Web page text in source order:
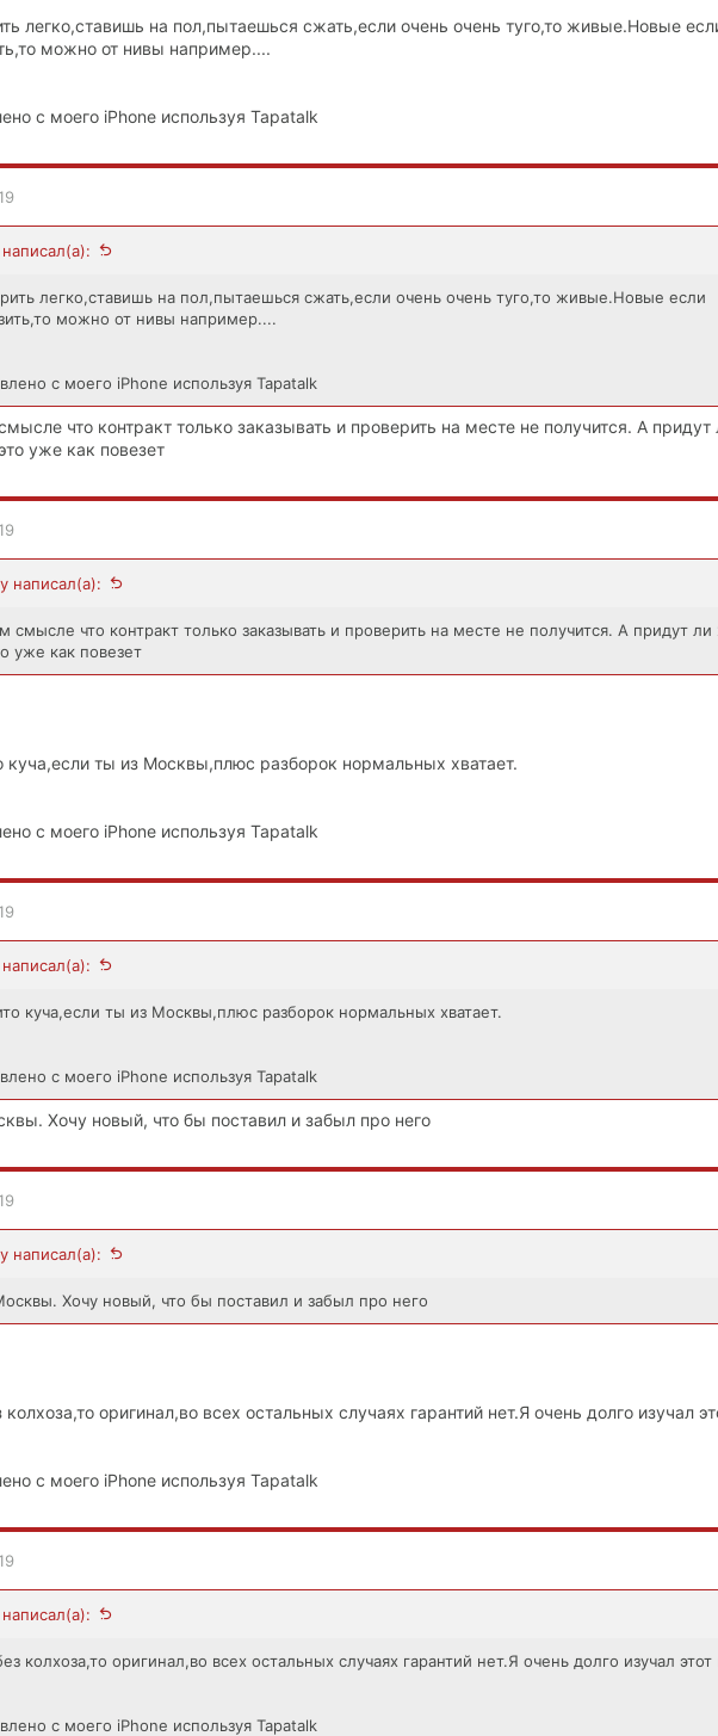
легко,ставишь на пол,пытаешься сжать,если очень очень туго,то живые.Новые
можно от нивы например....
с моего iPhone используя Tapatalk
легко,ставишь на пол,пытаешься сжать,если очень очень туго,то живые.Новые если
можно от нивы например....
с моего iPhone используя Tapatalk
что контракт только заказывать и проверить на месте не получится. А
уже как повезет
написал(а):
смысле что контракт только заказывать и проверить на месте не получится. А придут
уже как повезет
куча,если ты из Москвы,плюс разборок нормальных хватает.
с моего iPhone используя Tapatalk
куча,если ты из Москвы,плюс разборок нормальных хватает.
с моего iPhone используя Tapatalk
Хочу новый, что бы поставил и забыл про него
написал(а):
Хочу новый, что бы поставил и забыл про него
колхоза,то оригинал,во всех остальных случаях гарантий нет.Я очень долго изучал
с моего iPhone используя Tapatalk
колхоза,то оригинал,во всех остальных случаях гарантий нет.Я очень долго изучал
с моего iPhone используя Tapatalk